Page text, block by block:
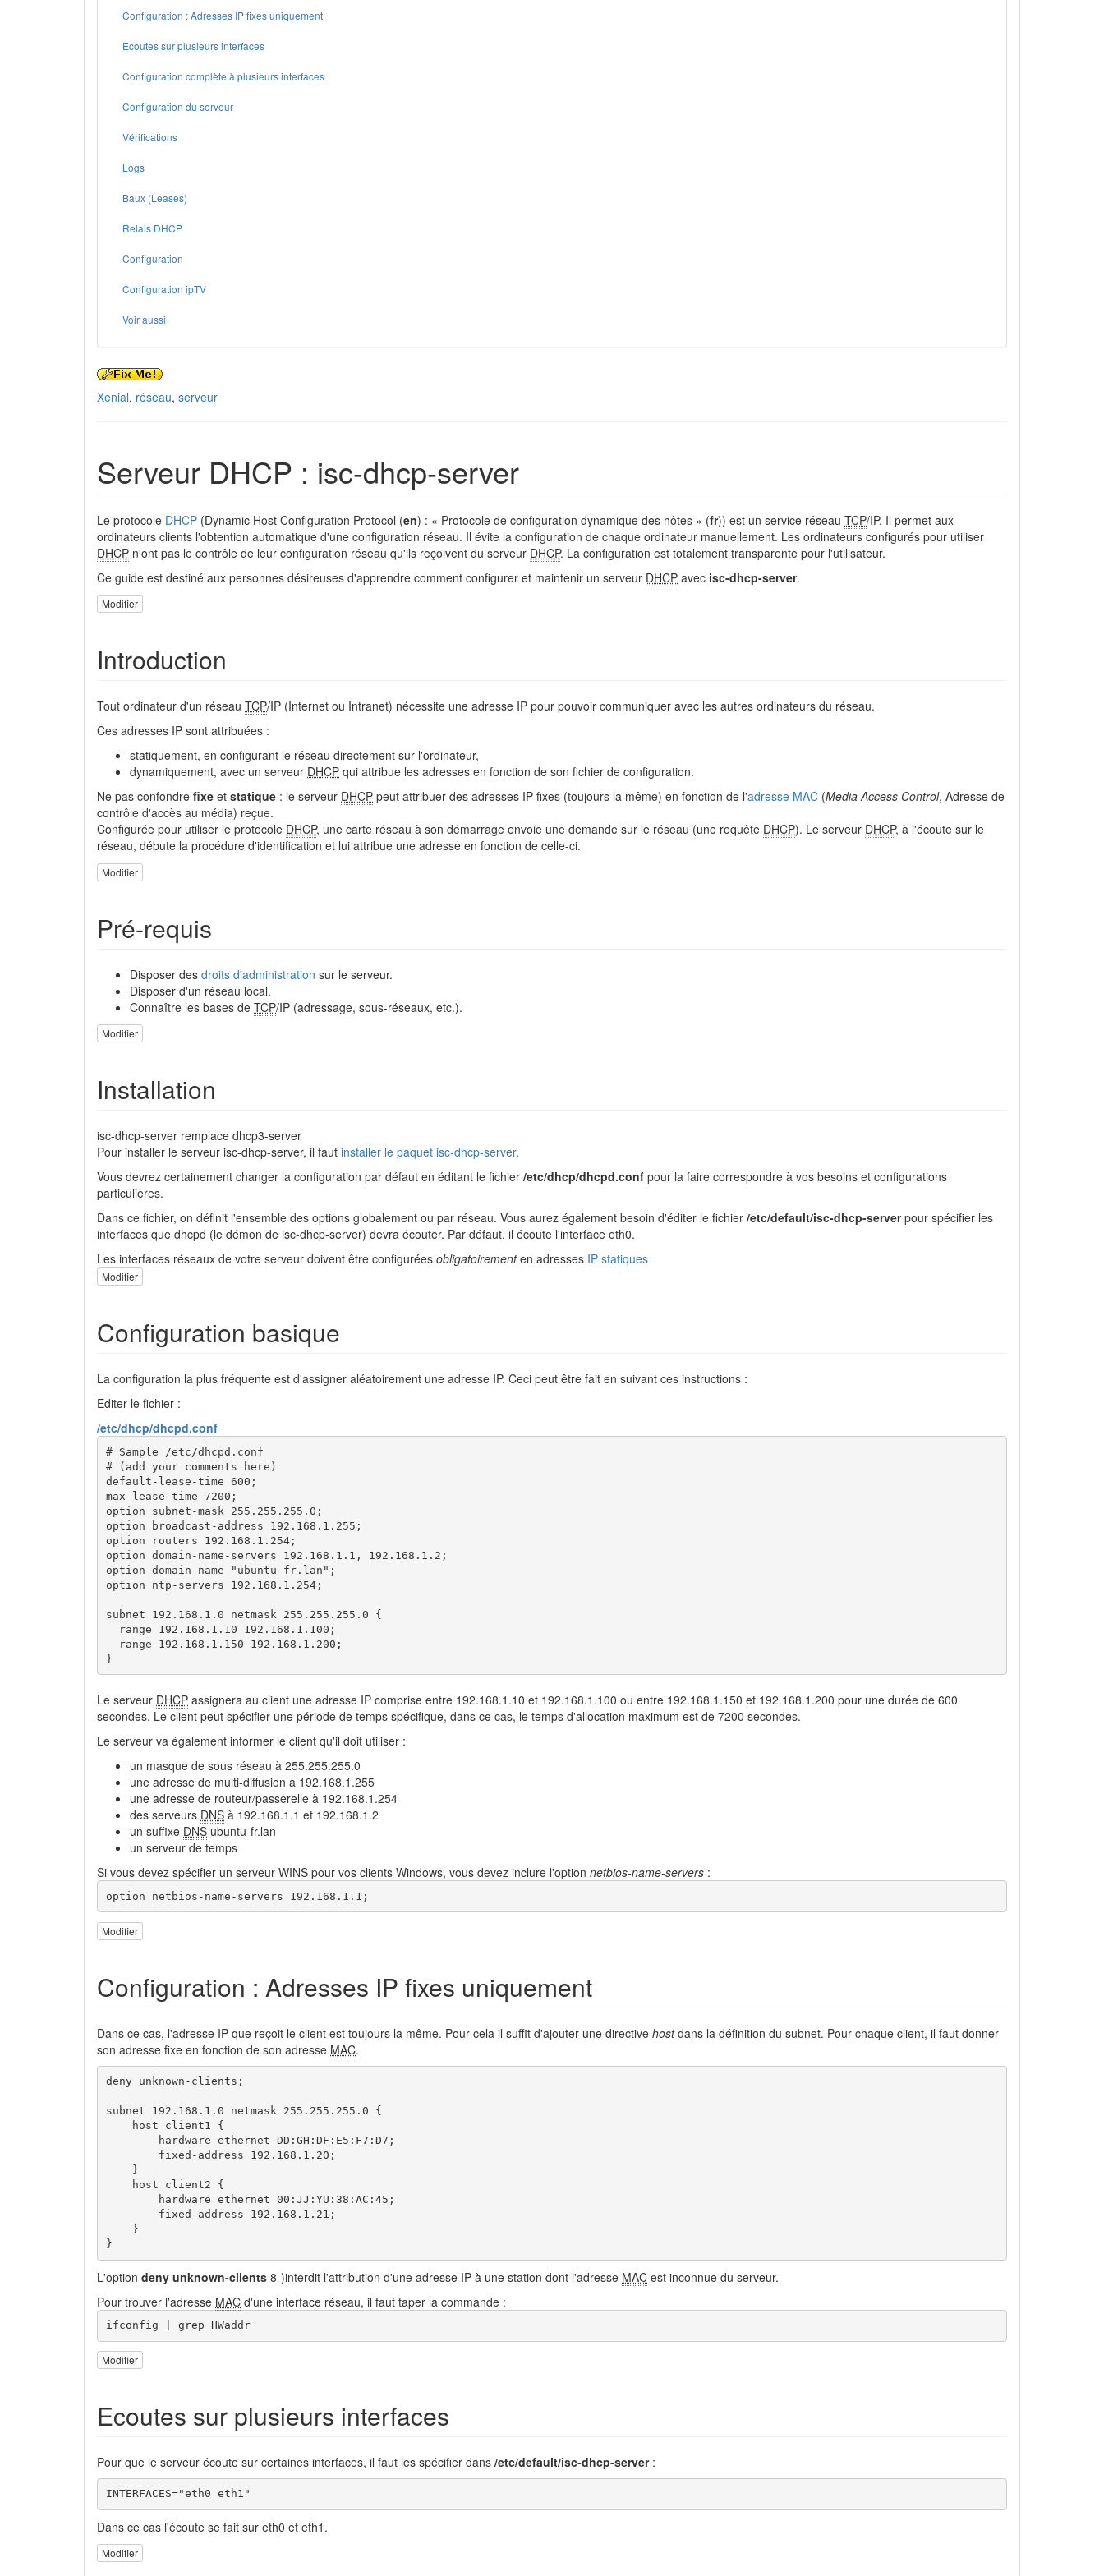
Configuration : Adresses IP fixes uniquement
Ecoutes sur plusieurs interfaces
Configuration complète à plusieurs interfaces
Configuration du serveur
Vérifications
Logs
Baux (Leases)
Relais DHCP
Configuration
Configuration ipTV
Voir aussi
Xenial, réseau, serveur
Serveur DHCP : isc-dhcp-server
Le protocole DHCP (Dynamic Host Configuration Protocol (en) : « Protocole de configuration dynamique des hôtes » (fr)) est un service réseau TCP/IP. Il permet aux
ordinateurs clients l'obtention automatique d'une configuration réseau. Il évite la configuration de chaque ordinateur manuellement. Les ordinateurs configurés pour utiliser
DHCP n'ont pas le contrôle de leur configuration réseau qu'ils reçoivent du serveur DHCP. La configuration est totalement transparente pour l'utilisateur.
Ce guide est destiné aux personnes désireuses d'apprendre comment configurer et maintenir un serveur DHCP avec isc-dhcp-server.
Modifier
Introduction
Tout ordinateur d'un réseau TCP/IP (Internet ou Intranet) nécessite une adresse IP pour pouvoir communiquer avec les autres ordinateurs du réseau.
Ces adresses IP sont attribuées :
statiquement, en configurant le réseau directement sur l'ordinateur,
dynamiquement, avec un serveur DHCP qui attribue les adresses en fonction de son fichier de configuration.
Ne pas confondre fixe et statique : le serveur DHCP peut attribuer des adresses IP fixes (toujours la même) en fonction de l'adresse MAC (Media Access Control, Adresse de
contrôle d'accès au média) reçue.
Configurée pour utiliser le protocole DHCP, une carte réseau à son démarrage envoie une demande sur le réseau (une requête DHCP). Le serveur DHCP, à l'écoute sur le
réseau, débute la procédure d'identification et lui attribue une adresse en fonction de celle-ci.
Modifier
Pré-requis
Disposer des droits d'administration sur le serveur.
Disposer d'un réseau local.
Connaître les bases de TCP/IP (adressage, sous-réseaux, etc.).
Modifier
Installation
isc-dhcp-server remplace dhcp3-server
Pour installer le serveur isc-dhcp-server, il faut installer le paquet isc-dhcp-server.
Vous devrez certainement changer la configuration par défaut en éditant le fichier /etc/dhcp/dhcpd.conf pour la faire correspondre à vos besoins et configurations
particulières.
Dans ce fichier, on définit l'ensemble des options globalement ou par réseau. Vous aurez également besoin d'éditer le fichier /etc/default/isc-dhcp-serverpour spécifier les
interfaces que dhcpd (le démon de isc-dhcp-server) devra écouter. Par défaut, il écoute l'interface eth0.
Les interfaces réseaux de votre serveur doivent être configurées obligatoirementen adresses IP statiques
Modifier
Configuration basique
La configuration la plus fréquente est d'assigner aléatoirement une adresse IP. Ceci peut être fait en suivant ces instructions :
Editer le fichier :
/etc/dhcp/dhcpd.conf
# Sample /etc/dhcpd.conf
# (add your comments here)
default-lease-time 600;
max-lease-time 7200;
option subnet-mask 255.255.255.0;
option broadcast-address 192.168.1.255;
option routers 192.168.1.254;
option domain-name-servers 192.168.1.1, 192.168.1.2;
option domain-name "ubuntu-fr.lan";
option ntp-servers 192.168.1.254;
subnet 192.168.1.0 netmask 255.255.255.0 {
  range 192.168.1.10 192.168.1.100;
  range 192.168.1.150 192.168.1.200;
}
Le serveur DHCP assignera au client une adresse IP comprise entre 192.168.1.10 et 192.168.1.100 ou entre 192.168.1.150 et 192.168.1.200 pour une durée de 600
secondes. Le client peut spécifier une période de temps spécifique, dans ce cas, le temps d'allocation maximum est de 7200 secondes.
Le serveur va également informer le client qu'il doit utiliser :
un masque de sous réseau à 255.255.255.0
une adresse de multi-diffusion à 192.168.1.255
une adresse de routeur/passerelle à 192.168.1.254
des serveurs DNS à 192.168.1.1 et 192.168.1.2
un suffixe DNS ubuntu-fr.lan
un serveur de temps
Si vous devez spécifier un serveur WINS pour vos clients Windows, vous devez inclure l'option netbios-name-servers :
option netbios-name-servers 192.168.1.1;
Modifier
Configuration : Adresses IP fixes uniquement
Dans ce cas, l'adresse IP que reçoit le client est toujours la même. Pour cela il suffit d'ajouter une directive hostdans la définition du subnet. Pour chaque client, il faut donner
son adresse fixe en fonction de son adresse MAC.
deny unknown-clients;
subnet 192.168.1.0 netmask 255.255.255.0 {
    host client1 {
        hardware ethernet DD:GH:DF:E5:F7:D7;
        fixed-address 192.168.1.20;
    }
    host client2 {
        hardware ethernet 00:JJ:YU:38:AC:45;
        fixed-address 192.168.1.21;
    }
}
L'option deny unknown-clients 8-)interdit l'attribution d'une adresse IP à une station dont l'adresse MAC est inconnue du serveur.
Pour trouver l'adresse MAC d'une interface réseau, il faut taper la commande :
ifconfig | grep HWaddr
Modifier
Ecoutes sur plusieurs interfaces
Pour que le serveur écoute sur certaines interfaces, il faut les spécifier dans /etc/default/isc-dhcp-server:
INTERFACES="eth0 eth1"
Dans ce cas l'écoute se fait sur eth0 et eth1.
Modifier